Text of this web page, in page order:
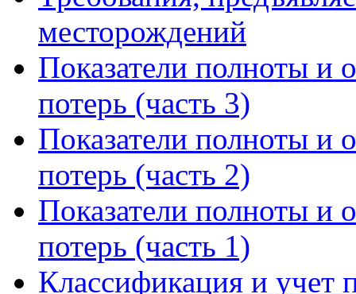
месторождений
Показатели полноты и
потерь (часть 3)
Показатели полноты и
потерь (часть 2)
Показатели полноты и
потерь (часть 1)
Классификация и учет